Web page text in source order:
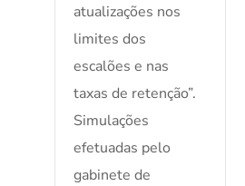
atualizações nos
limites dos
escalões e nas
taxas de retenção”.
Simulações
efetuadas pelo
gabinete de